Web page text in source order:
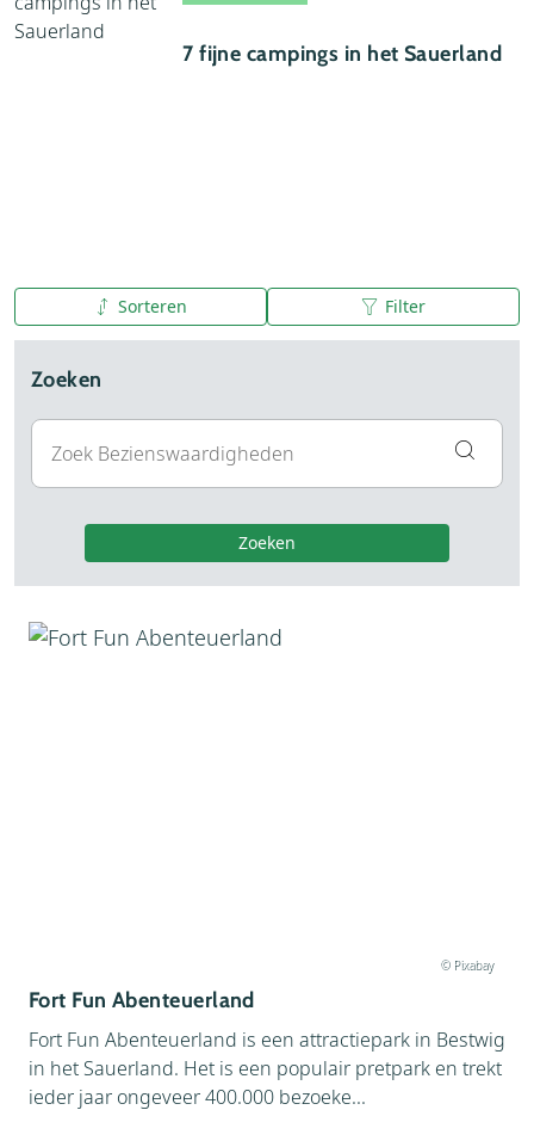
7 fijne campings in het Sauerland
Sorteren Filter
A tot Z
Z tot A
Zoeken
Zoeken
© Pixabay
Fort Fun Abenteuerland
Fort Fun Abenteuerland is een attractiepark in Bestwig
in het Sauerland. Het is een populair pretpark en trekt
ieder jaar ongeveer 400.000 bezoeke...